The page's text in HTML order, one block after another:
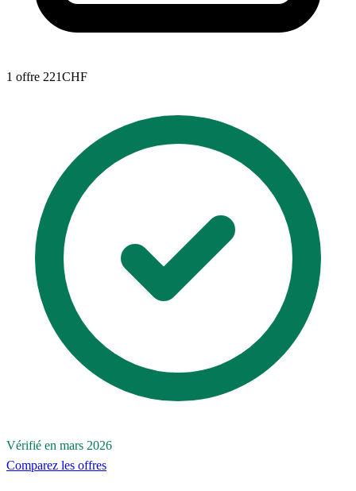
1 offre 221CHF
Vérifié en mars 2026
Comparez les offres